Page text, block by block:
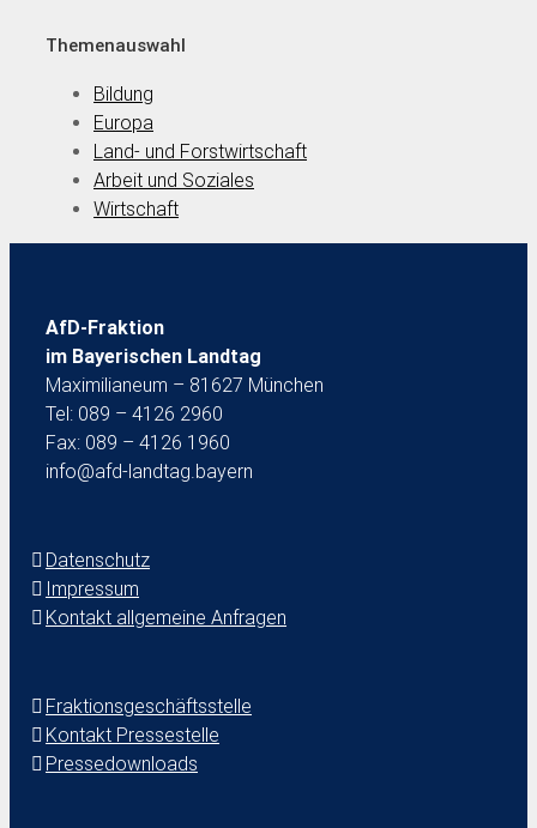
Themenauswahl
Bildung
Europa
Land- und Forstwirtschaft
Arbeit und Soziales
Wirtschaft
AfD-Fraktion
im Bayerischen Landtag
Maximilianeum – 81627 München
Tel: 089 – 4126 2960
Fax: 089 – 4126 1960
info@afd-landtag.bayern
Datenschutz
Impressum
Kontakt allgemeine Anfragen
Fraktionsgeschäftsstelle
Kontakt Pressestelle
Pressedownloads